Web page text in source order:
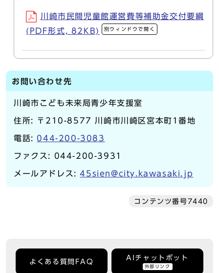
川崎市民間児童館運営費等補助金交付要綱
(PDF形式, 82KB)
別ウィンドウで開く
お問い合わせ先
川崎市こども未来局青少年支援室
住所: 〒210-8577 川崎市川崎区宮本町1番地
電話: 044-200-3083
ファクス: 044-200-3931
メールアドレス:45sien@city.kawasaki.jp
コンテンツ番号7440
よくある質問FAQ
AIチャットボット
外部リンク